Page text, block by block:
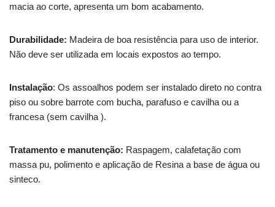
macia ao corte, apresenta um bom acabamento.
Durabilidade: Madeira de boa resistência para uso de interior.
Não deve ser utilizada em locais expostos ao tempo.
Instalação: Os assoalhos podem ser instalado direto no contra
piso ou sobre barrote com bucha, parafuso e cavilha ou a
francesa (sem cavilha ).
Tratamento e manutenção: Raspagem, calafetação com
massa pu, polimento e aplicação de Resina a base de água ou
sinteco.